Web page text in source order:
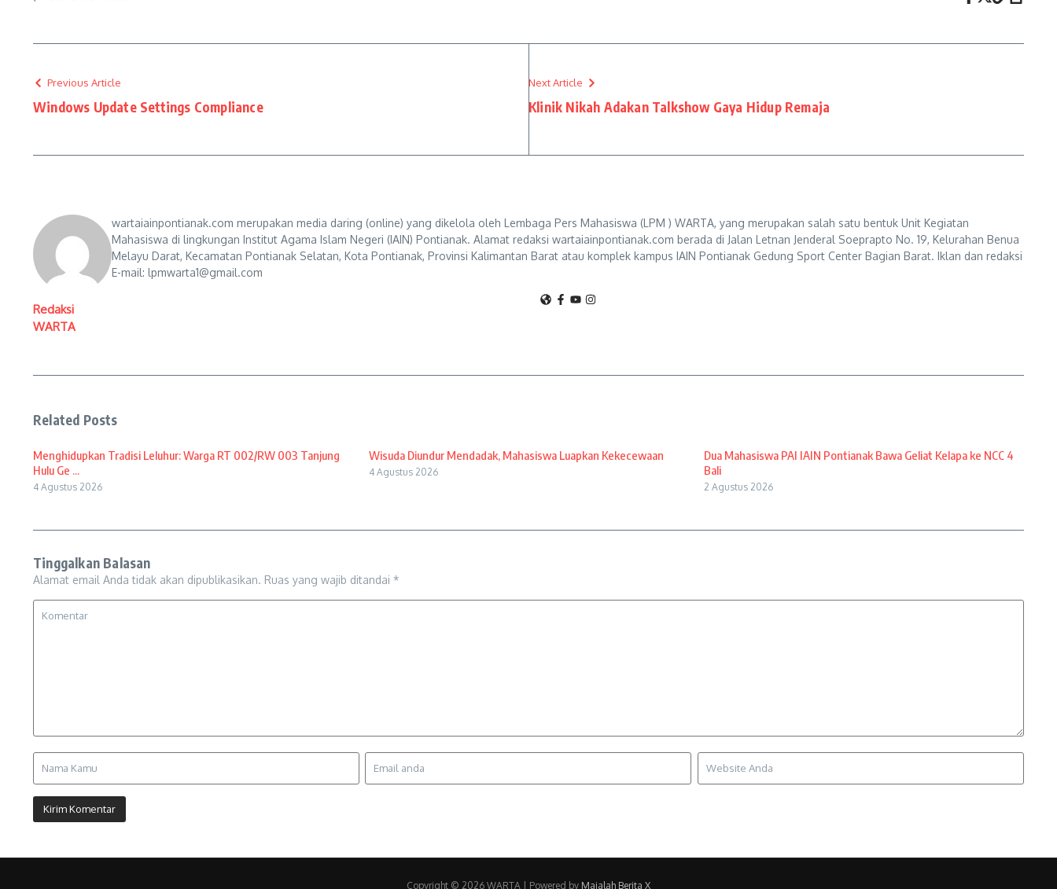
Previous Article
Windows Update Settings Compliance
Next Article
Klinik Nikah Adakan Talkshow Gaya Hidup Remaja
Redaksi
WARTA
wartaiainpontianak.com merupakan media daring (online) yang dikelola oleh Lembaga Pers Mahasiswa (LPM ) WARTA, yang merupakan salah satu bentuk Unit Kegiatan
Mahasiswa di lingkungan Institut Agama Islam Negeri (IAIN) Pontianak. Alamat redaksi wartaiainpontianak.com berada di Jalan Letnan Jenderal Soeprapto No. 19, Kelurahan Benua
Melayu Darat, Kecamatan Pontianak Selatan, Kota Pontianak, Provinsi Kalimantan Barat atau komplek kampus IAIN Pontianak Gedung Sport Center Bagian Barat. Iklan dan redaksi
E-mail: lpmwarta1@gmail.com
Related Posts
Menghidupkan Tradisi Leluhur: Warga RT 002/RW 003 Tanjung
Hulu Ge ...
4 Agustus 2026
Wisuda Diundur Mendadak, Mahasiswa Luapkan Kekecewaan
4 Agustus 2026
Dua Mahasiswa PAI IAIN Pontianak Bawa Geliat Kelapa ke NCC 4
Bali
2 Agustus 2026
Tinggalkan Balasan
Alamat email Anda tidak akan dipublikasikan. Ruas yang wajib ditandai *
Copyright © 2026 WARTA | Powered by Majalah Berita X